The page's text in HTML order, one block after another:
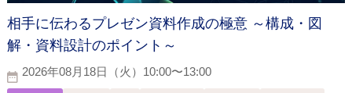
相手に伝わるプレゼン資料作成の極意 ～構成・図
解・資料設計のポイント～
2026年08月18日（火）10:00〜13:00